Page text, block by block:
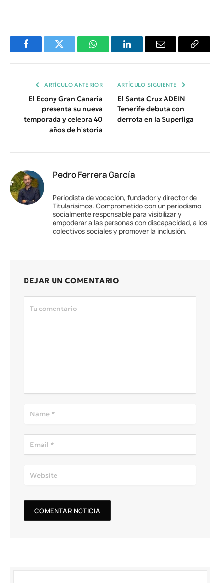
FacebookTwitter WhatsAppLinkedInEmail
Copiar
ARTÍCULO ANTERIOR
El Econy Gran Canaria
presenta su nueva
temporada y celebra 40
años de historia
ARTÍCULO SIGUIENTE
El Santa Cruz ADEIN
Tenerife debuta con
derrota en la Superliga
Pedro Ferrera García
Periodista de vocación, fundador y director de
Titularísimos. Comprometido con un periodismo
socialmente responsable para visibilizar y
empoderar a las personas con discapacidad, a los
colectivos sociales y promover la inclusión.
DEJAR UN COMENTARIO